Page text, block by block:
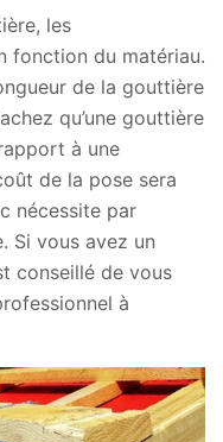
les
fonction du matériau.
de la gouttière
qu’une gouttière
à une
de la pose sera
nécessite par
Si vous avez un
conseillé de vous
à